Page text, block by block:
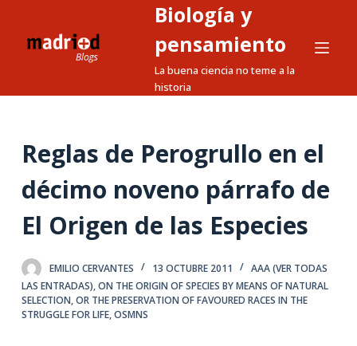
a
e
n
Biología y
pensamiento
La buena ciencia no teme a la
historia
Reglas de Perogrullo en el
décimo noveno párrafo de
El Origen de las Especies
EMILIO CERVANTES 13 OCTUBRE 2011
AAA (VER TODAS
LAS ENTRADAS),ON THE ORIGIN OF SPECIES BY MEANS OF NATURAL
SELECTION,OR THE PRESERVATION OF FAVOURED RACES IN THE
STRUGGLE FOR LIFE,OSMNS